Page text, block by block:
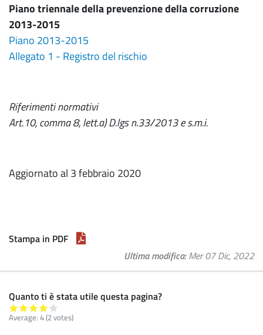
Piano triennale della prevenzione della corruzione
2013-2015
Piano 2013-2015
Allegato 1 - Registro del rischio
Riferimenti normativi
Art.10, comma 8, lett.a) D.lgs n.33/2013 e s.m.i.
Aggiornato al 3 febbraio 2020
Stampa in PDF
Ultima modifica Mer 07 Dic, 2022
Quanto ti è stata utile questa pagina?
Average: 4(2votes)